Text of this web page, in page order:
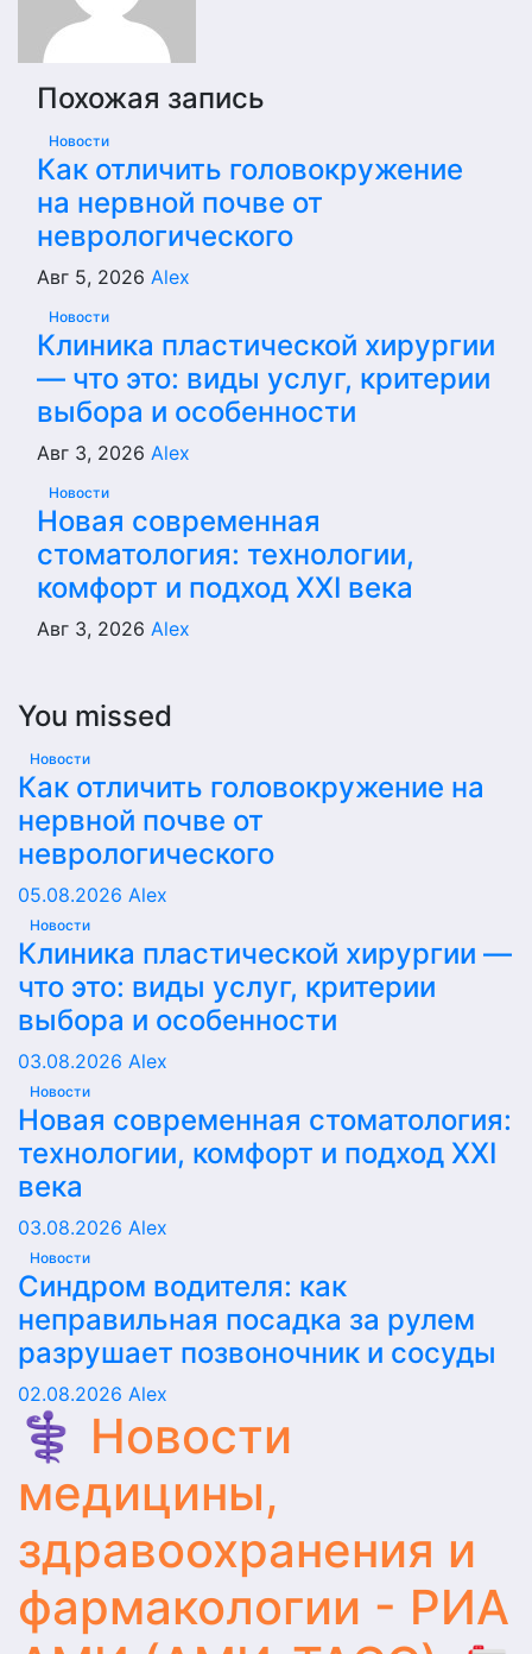
Похожая запись
Новости
Как отличить головокружение
на нервной почве от
неврологического
Авг 5, 2026 Alex
Новости
Клиника пластической хирургии
— что это: виды услуг, критерии
выбора и особенности
Авг 3, 2026 Alex
Новости
Новая современная
стоматология: технологии,
комфорт и подход XXI века
Авг 3, 2026 Alex
You missed
Новости
Как отличить головокружение на
нервной почве от
неврологического
05.08.2026 Alex
Новости
Клиника пластической хирургии —
что это: виды услуг, критерии
выбора и особенности
03.08.2026 Alex
Новости
Новая современная стоматология:
технологии, комфорт и подход XXI
века
03.08.2026 Alex
Новости
Синдром водителя: как
неправильная посадка за рулем
разрушает позвоночник и сосуды
02.08.2026 Alex
⚕️ Новости
медицины,
здравоохранения и
фармакологии - РИА